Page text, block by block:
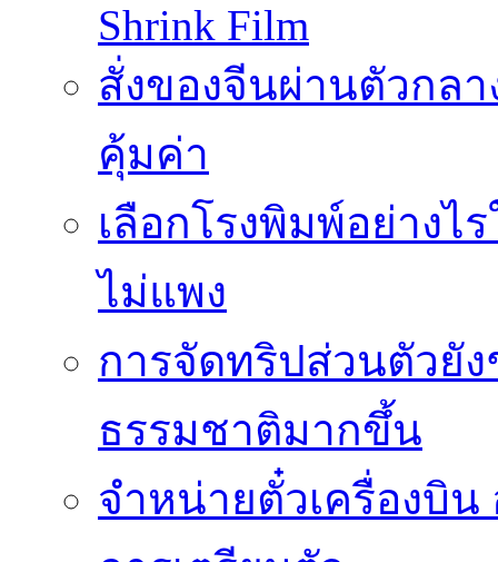
Shrink Film
สั่งของจีนผ่านตัวกลา
คุ้มค่า
เลือกโรงพิมพ์อย่าง
ไม่แพง
การจัดทริปส่วนตัวยั
ธรรมชาติมากขึ้น
จำหน่ายตั๋วเครื่องบิ